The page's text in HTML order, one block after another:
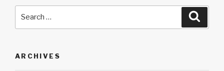
ARCHIVES